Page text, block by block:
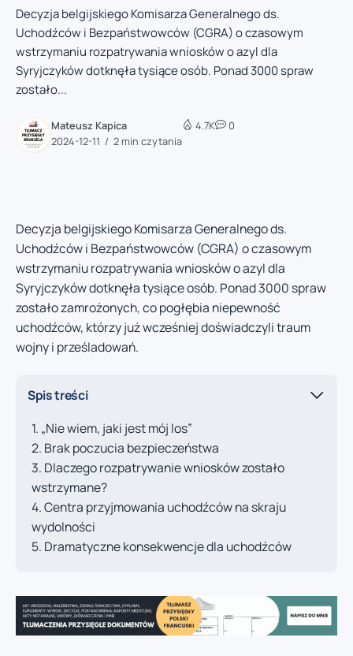
Decyzja belgijskiego Komisarza Generalnego ds.
Uchodźców i Bezpaństwowców (CGRA) o czasowym
wstrzymaniu rozpatrywania wniosków o azyl dla
Syryjczyków dotknęła tysiące osób. Ponad 3000 spraw
zostało...
Mateusz Kapica
2024-12-11
2 min czytania
4.7K 0
Decyzja belgijskiego Komisarza Generalnego ds.
Uchodźców i Bezpaństwowców (CGRA) o czasowym
wstrzymaniu rozpatrywania wniosków o azyl dla
Syryjczyków dotknęła tysiące osób. Ponad 3000 spraw
zostało zamrożonych, co pogłębia niepewność
uchodźców, którzy już wcześniej doświadczyli traum
wojny i prześladowań.
Spis treści
„Nie wiem, jaki jest mój los”
Brak poczucia bezpieczeństwa
Dlaczego rozpatrywanie wniosków zostało
wstrzymane?
Centra przyjmowania uchodźców na skraju
wydolności
Dramatyczne konsekwencje dla uchodźców